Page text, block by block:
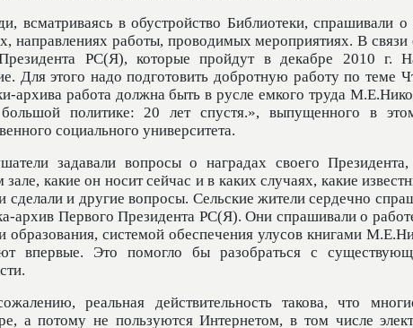
всматриваясь в обустройство Библиотеки, спрашивали
направлениях работы, проводимых мероприятиях. В
РС(Я), которые пройдут в декабре 2010 г.
Для этого надо подготовить добротную работу по теме
архива работа должна быть в русле емкого труда
политике: 20 лет спустя.», выпущенного в этом
социального университета.
задавали вопросы о наградах своего
зале, какие он носит сейчас и в каких случаях, какие
сделали и другие вопросы. Сельские жители сердечно
архив Первого Президента РС(Я). Они спрашивали о
образования, системой обеспечения улусов книгами
впервые. Это помогло бы разобраться с
реальная действительность такова, что
а потому не пользуются Интернетом, в том числе